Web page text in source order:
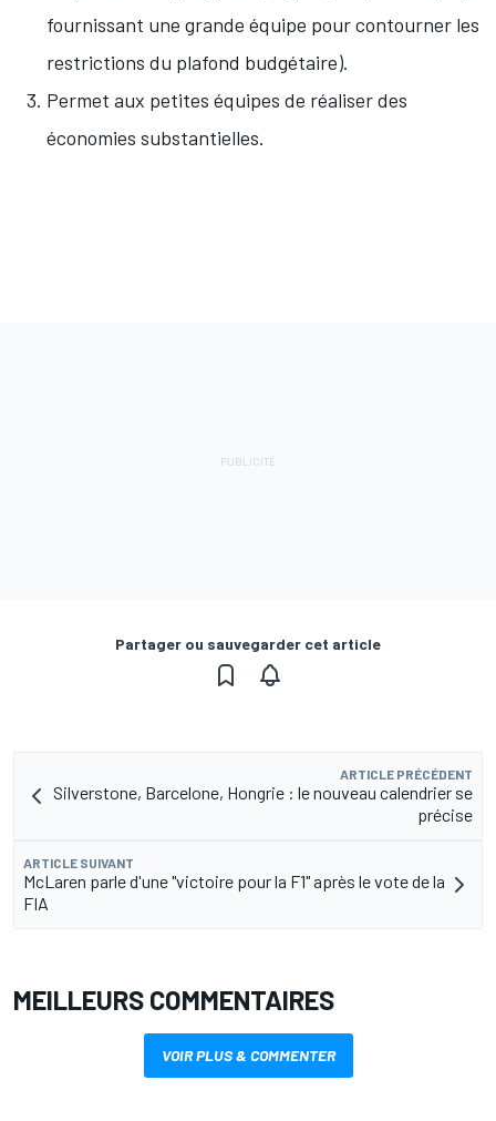
fournissant une grande équipe pour contourner les
restrictions du plafond budgétaire).
Permet aux petites équipes de réaliser des
économies substantielles.
Partager ou sauvegarder cet article
ARTICLE PRÉCÉDENT
Silverstone, Barcelone, Hongrie : le nouveau calendrier se
précise
ARTICLE SUIVANT
McLaren parle d'une "victoire pour la F1" après le vote de la
FIA
MEILLEURS COMMENTAIRES
VOIR PLUS & COMMENTER